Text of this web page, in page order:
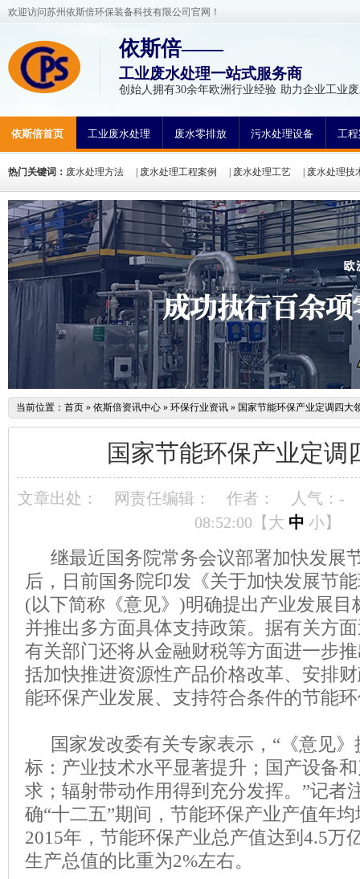
欢迎访问苏州依斯倍环保装备科技有限公司官网！
依斯倍——
工业废水处理一站式服务商
创始人拥有30余年欧洲行业经验 助力企业工业
依斯倍首页 工业废水处理 废水零排放 污水处理设备 工
热门关键词： 废水处理方法 废水处理工程案例 废水处理工艺 废水处理技
氮废水处理
当前位置： 首页 » 依斯倍资讯中心 » 环保行业资讯 » 国家节能环保产业定调四大
国家节能环保产业定调
文章出处： 网责任编辑： 作者： 人气： -
08:52:00【 大 中 小】
继最近国务院常务会议部署加快发展
后，日前国务院印发《关于加快发展节
(以下简称《意见》)明确提出产业发展目
并推出多方面具体支持政策。据有关方
有关部门还将从金融财税等方面进一步
括加快推进资源性产品价格改革、安排
能环保产业发展、支持符合条件的节能
国家发改委有关专家表示，“《意见》
标：产业技术水平显著提升；国产设备
求；辐射带动作用得到充分发挥。”记者
确“十二五”期间，节能环保产业产值年
2015年，节能环保产业总产值达到4.5万
生产总值的比重为2%左右。